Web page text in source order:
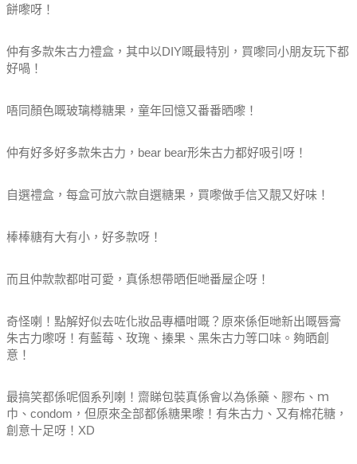
餅嚟呀！
仲有多款朱古力禮盒，其中以DIY嘅最特別，買嚟同小朋友玩下都
好喎！
唔同顏色嘅玻璃樽糖果，童年回憶又番番晒嚟！
仲有好多好多款朱古力，bear bear形朱古力都好吸引呀！
自選禮盒，每盒可放六款自選糖果，買嚟做手信又靚又好味！
棒棒糖有大有小，好多款呀！
而且仲款款都咁可愛，真係想帶晒佢哋番屋企呀！
奇怪喇！點解好似去咗化妝品專櫃咁嘅？原來係佢哋新出嘅唇膏
朱古力嚟呀！有藍莓、玫瑰、搸果、黑朱古力等口味。夠晒創
意！
最搞笑都係呢個系列喇！齋睇包裝真係會以為係藥、膠布、ｍ
巾、condom，但原來全部都係糖果嚟！有朱古力、又有棉花糖，
創意十足呀！XD